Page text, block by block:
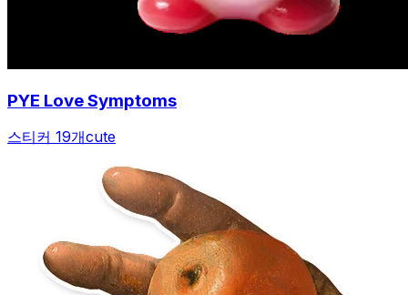
PYE Love Symptoms
스티커 19개cute